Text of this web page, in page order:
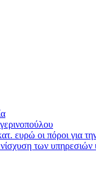
ευρώ οι πόροι για
των υπηρεσιών